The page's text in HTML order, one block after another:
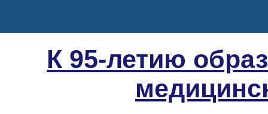
К 95-летию